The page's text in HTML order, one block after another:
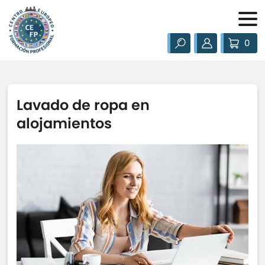
0
Lavado de ropa en
alojamientos